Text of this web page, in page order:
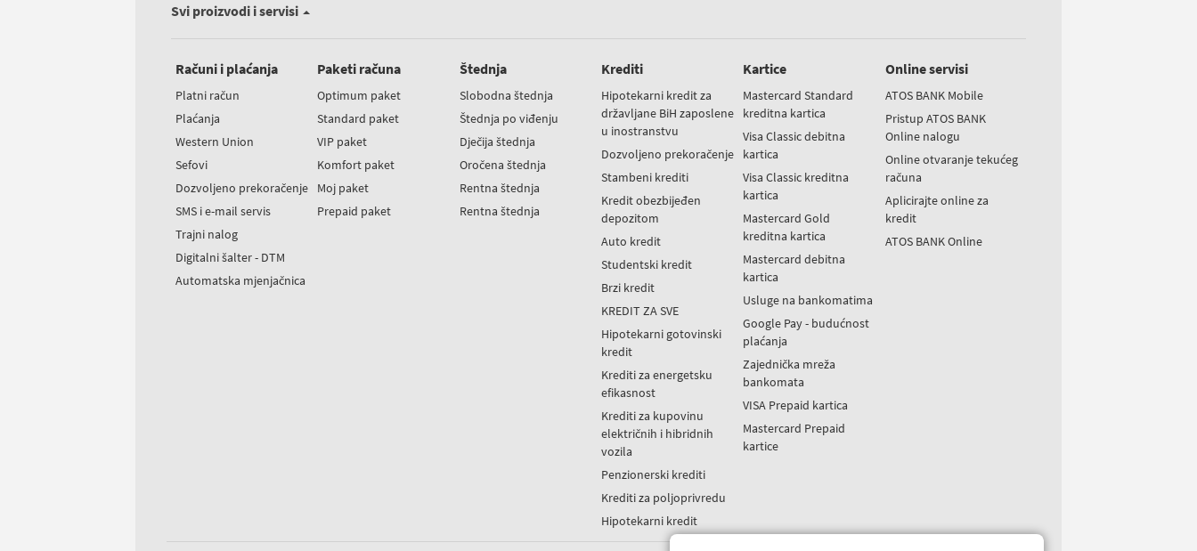
Svi proizvodi i servisi
Računi i plaćanja
Platni račun
Plaćanja
Western Union
Sefovi
Dozvoljeno prekoračenje
SMS i e-mail servis
Trajni nalog
Digitalni šalter - DTM
Automatska mjenjačnica
Paketi računa
Optimum paket
Standard paket
VIP paket
Komfort paket
Moj paket
Prepaid paket
Štednja
Slobodna štednja
Štednja po viđenju
Dječija štednja
Oročena štednja
Rentna štednja
Rentna štednja
Krediti
Hipotekarni kredit za
državljane BiH zaposlene
u inostranstvu
Dozvoljeno prekoračenje
Stambeni krediti
Kredit obezbijeđen
depozitom
Auto kredit
Studentski kredit
Brzi kredit
KREDIT ZA SVE
Hipotekarni gotovinski
kredit
Krediti za energetsku
efikasnost
Krediti za kupovinu
električnih i hibridnih
vozila
Penzionerski krediti
Krediti za poljoprivredu
Hipotekarni kredit
Kartice
Mastercard Standard
kreditna kartica
Visa Classic debitna
kartica
Visa Classic kreditna
kartica
Mastercard Gold
kreditna kartica
Mastercard debitna
kartica
Usluge na bankomatima
Google Pay - budućnost
plaćanja
Zajednička mreža
bankomata
VISA Prepaid kartica
Mastercard Prepaid
kartice
Online servisi
ATOS BANK Mobile
Pristup ATOS BANK
Online nalogu
Online otvaranje tekućeg
računa
Aplicirajte online za
kredit
ATOS BANK Online